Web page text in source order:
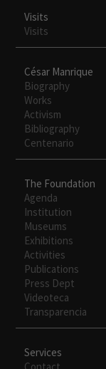
Visits
Visits
César Manrique
Biography
Works
Activism
Bibliography
Centenario
The Foundation
Agenda
Institution
Museums
Exhibitions
Activities
Publications
Press Dept
Videoteca
Transparencia
Services
Contact